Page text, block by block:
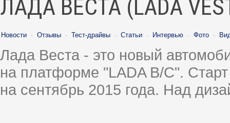
ЛАДА ВЕСТА (LADA
Новости · Отзывы · Тест-драйвы · Статьи · Интервью · Фото ·
Лада Веста - это новый
на платформе "LADA B/C".
на сентябрь 2015 года. Над